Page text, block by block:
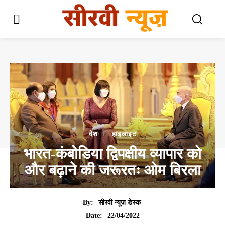
देश हाइलाइट
भारत-कंबोडिया द्विपक्षीय व्यापार को
और बढ़ाने की जरूरतः ओम बिरला
By:
सीरवी न्यूज़ डेस्क
Date:
22/04/2022